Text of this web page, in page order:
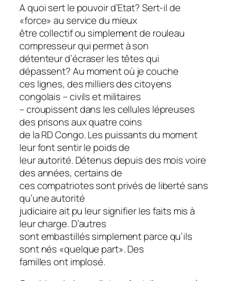
A quoi sert le pouvoir d’Etat? Sert-il de
«force» au service du mieux
être collectif ou simplement de rouleau
compresseur qui permet à son
détenteur d’écraser les têtes qui
dépassent? Au moment où je couche
ces lignes, des milliers des citoyens
congolais – civils et militaires
– croupissent dans les cellules lépreuses
des prisons aux quatre coins
de la RD Congo. Les puissants du moment
leur font sentir le poids de
leur autorité. Détenus depuis des mois voire
des années, certains de
ces compatriotes sont privés de liberté sans
qu’une autorité
judiciaire ait pu leur signifier les faits mis à
leur charge. D’autres
sont embastillés simplement parce qu’ils
sont nés «quelque part». Des
familles ont implosé.